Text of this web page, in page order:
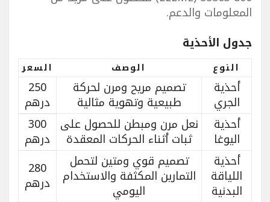
المعلومات والدعم.
جدول الأحذية
النوع الوصف السعر
أحذية
الجري
تصميم مريح ومرن لحركة
طبيعية وتهوية مثالية
250
درهم
أحذية
اليوغا
نعل مرن ومبطن للحصول على
ثبات أثناء الحركات المعقدة
300
درهم
أحذية
اللياقة
البدنية
تصميم قوي ومتين لتحمل
التمارين المكثفة والاستخدام
اليومي
280
درهم